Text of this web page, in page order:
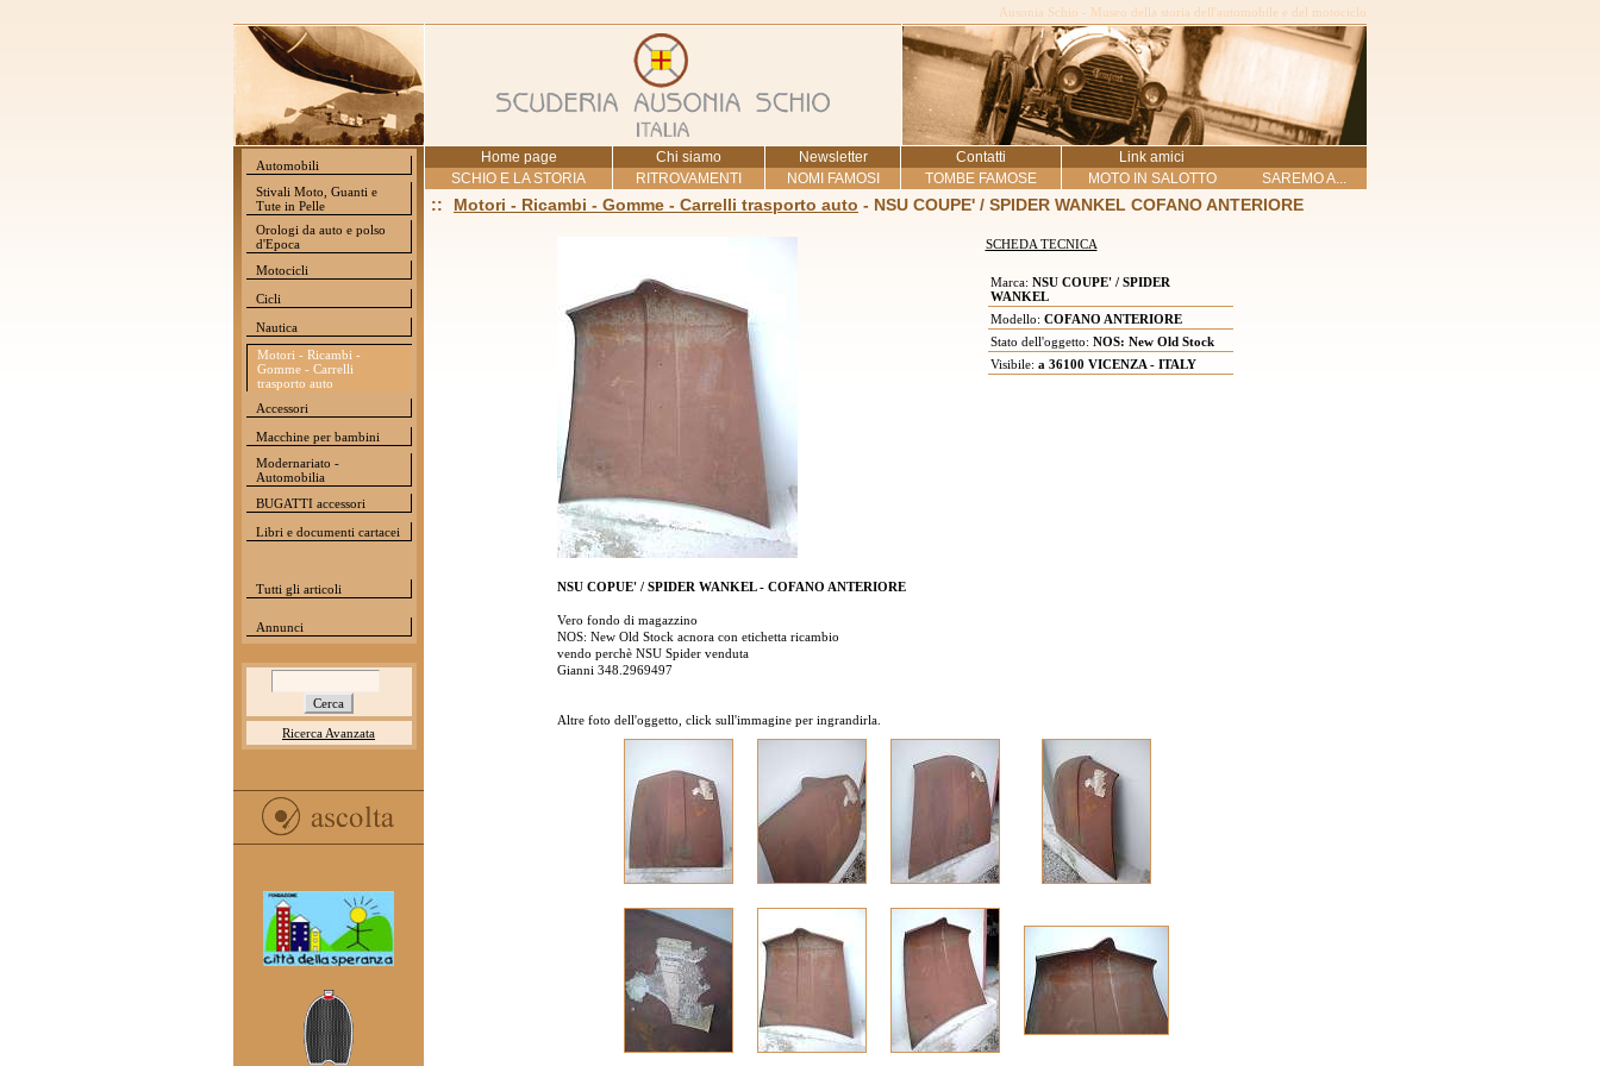
Ausonia Schio - Museo della storia dell'automobile e del motociclo
Automobili
Stivali Moto, Guanti e
Tute in Pelle
Orologi da auto e polso
d'Epoca
Motocicli
Cicli
Nautica
Motori - Ricambi -
Gomme - Carrelli
trasporto auto
Accessori
Macchine per bambini
Modernariato -
Automobilia
BUGATTI accessori
Libri e documenti cartacei
Tutti gli articoli
Annunci
Ricerca Avanzata
Home page Chi siamo Newsletter Contatti
Link amici
SCHIO E LA STORIA
RITROVAMENTI NOMI FAMOSI TOMBE FAMOSE MOTO IN SALOTTO SAREMO A...
:: Motori - Ricambi - Gomme - Carrelli trasporto auto - NSU COUPE' / SPIDER WANKEL COFANO ANTERIORE
SCHEDA TECNICA
Marca: NSU COUPE' / SPIDER
WANKEL
Modello: COFANO ANTERIORE
Stato dell'oggetto: NOS: New Old Stock
Visibile: a 36100 VICENZA - ITALY
NSU COPUE' / SPIDER WANKEL - COFANO ANTERIORE
Vero fondo di magazzino
NOS: New Old Stock acnora con etichetta ricambio
vendo perchè NSU Spider venduta
Gianni 348.2969497
Altre foto dell'oggetto, click sull'immagine per ingrandirla.